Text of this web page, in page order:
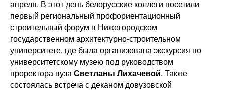
апреля. В этот день белорусские коллеги посетили
первый региональный профориентационный
строительный форум в Нижегородском
государственном архитектурно-строительном
университете, где была организована экскурсия по
университетскому музею под руководством
проректора вуза Светланы Лихачевой. Также
состоялась встреча с деканом довузовской